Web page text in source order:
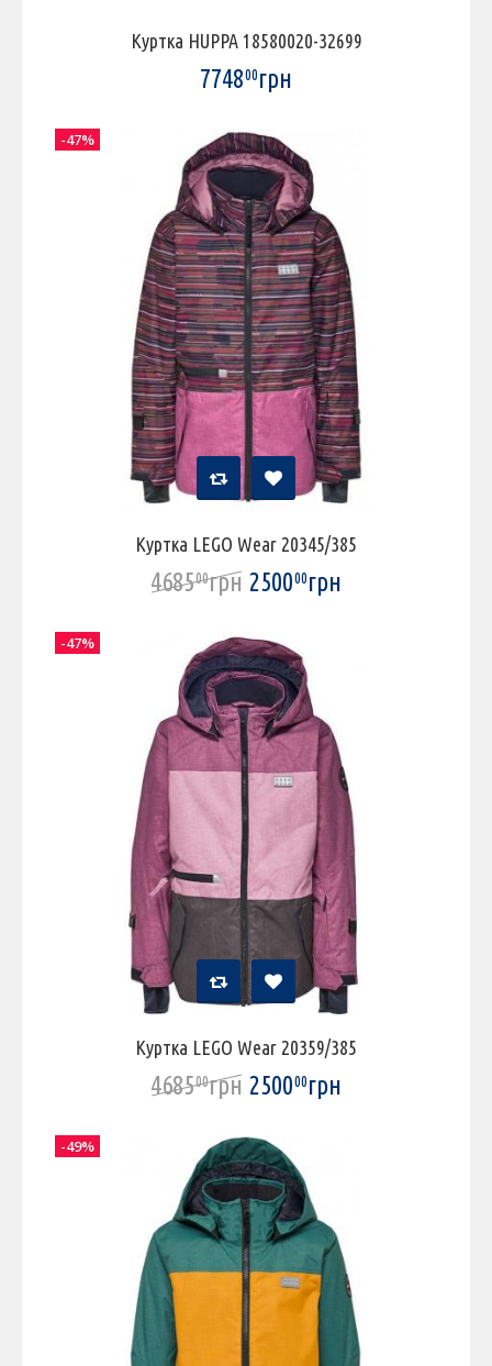
Куртка HUPPA 18580020-32699
774800грн
Куртка LEGO Wear 20345/385
468500грн 250000грн
-47%
Куртка LEGO Wear 20359/385
468500грн 250000грн
-47%
-49%